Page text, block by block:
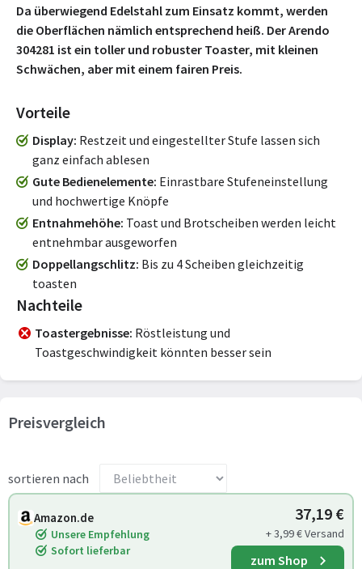
Da überwiegend Edelstahl zum Einsatz kommt, werden
die Oberflächen nämlich entsprechend heiß. Der Arendo
‎304281 ist ein toller und robuster Toaster, mit kleinen
Schwächen, aber mit einem fairen Preis.
Vorteile
Display Restzeit und eingestellter Stufe lassen sich
ganz einfach ablesen
Gute Bedienelemente Einrastbare Stufeneinstellung
und hochwertige Knöpfe
Entnahmehöhe Toast und Brotscheiben werden leicht
entnehmbar ausgeworfen
Doppellangschlitz Bis zu 4 Scheiben gleichzeitig
toasten
Nachteile
Toastergebnisse Röstleistung und
Toastgeschwindigkeit könnten besser sein
Preisvergleich
sortieren nach
Amazon.de
Unsere Empfehlung
Sofort lieferbar
37,19 €
+ 3,99 € Versand
zum Shop